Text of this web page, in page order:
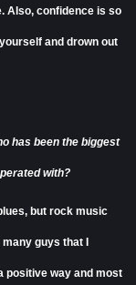
Also, confidence is so
and drown out
has been the biggest
with?
but rock music
guys that I
positive way and most